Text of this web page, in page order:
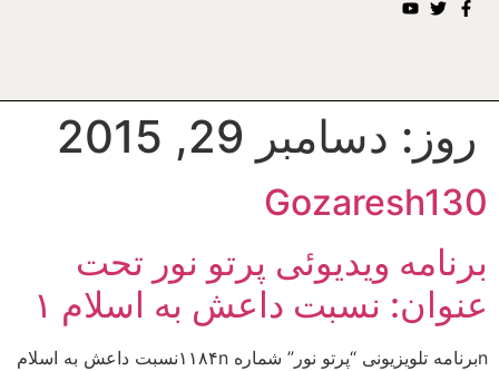
روز: دسامبر 29, 2015
Gozaresh130
برنامه ويديوئى پرتو نور تحت
عنوان: نسبت داعش به اسلام ۱
nبرنامه تلويزيونى “پرتو نور” شماره ۱۱۸۴nنسبت داعش به اسلام